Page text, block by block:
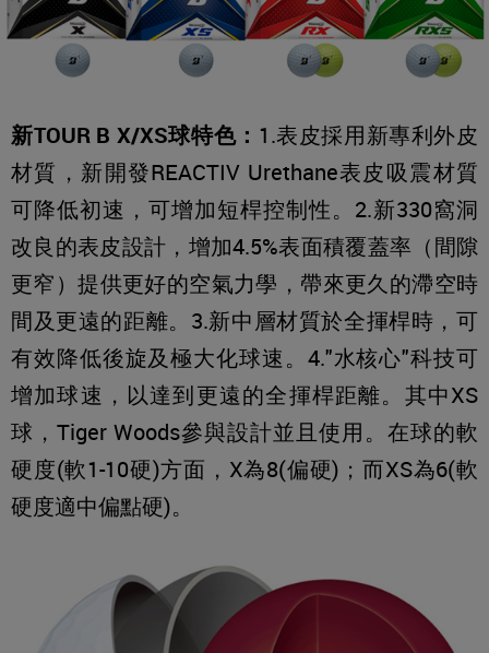
新TOUR B X/XS球特色： 1.表皮採用新專利外皮
材質，新開發REACTIV Urethane表皮吸震材質
可降低初速，可增加短桿控制性。2.新330窩洞
改良的表皮設計，增加4.5%表面積覆蓋率（間隙
更窄）提供更好的空氣力學，帶來更久的滯空時
間及更遠的距離。3.新中層材質於全揮桿時，可
有效降低後旋及極大化球速。4."水核心"科技可
增加球速，以達到更遠的全揮桿距離。其中XS
球，Tiger Woods參與設計並且使用。在球的軟
硬度(軟1-10硬)方面，X為8(偏硬)；而XS為6(軟
硬度適中偏點硬)。